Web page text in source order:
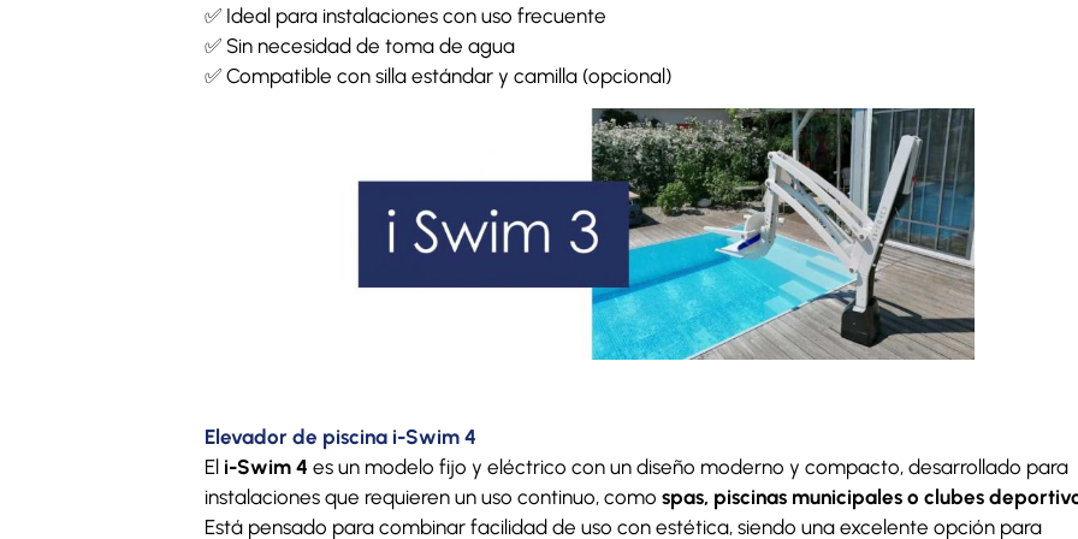
✅ Ideal para instalaciones con uso frecuente
✅ Sin necesidad de toma de agua
✅ Compatible con silla estándar y camilla (opcional)
Elevador de piscina i-Swim 4
El i-Swim 4 es un modelo fijo y eléctrico con un diseño moderno y compacto, desarrollado para
instalaciones que requieren un uso continuo, como spas, piscinas municipales o clubes
Está pensado para combinar facilidad de uso con estética, siendo una excelente opción para